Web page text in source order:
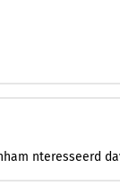
nteresseerd